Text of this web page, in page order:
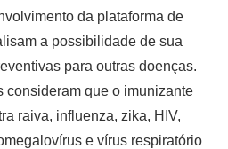
da plataforma de
a possibilidade de sua
para outras doenças.
consideram que o imunizante
raiva, influenza, zika, HIV,
e vírus respiratório